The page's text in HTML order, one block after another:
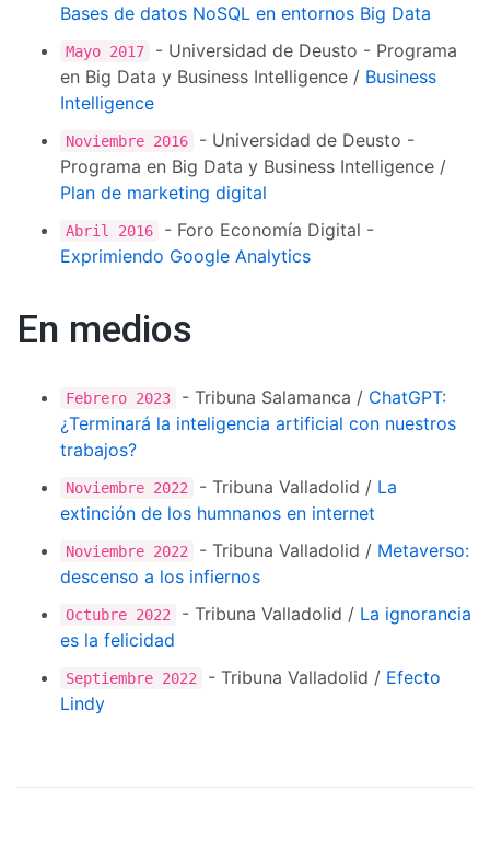
Bases de datos NoSQL en entornos Big Data
Mayo 2017
- Universidad de Deusto - Programa
en Big Data y Business Intelligence / Business
Intelligence
Noviembre 2016
- Universidad de Deusto -
Programa en Big Data y Business Intelligence /
Plan de marketing digital
Abril 2016
- Foro Economía Digital -
Exprimiendo Google Analytics
En medios
Febrero 2023 - Tribuna Salamanca / ChatGPT:
¿Terminará la inteligencia artificial con nuestros
trabajos?
Noviembre 2022 - Tribuna Valladolid / La
extinción de los humnanos en internet
Noviembre 2022 - Tribuna Valladolid / Metaverso:
descenso a los infiernos
Octubre 2022 - Tribuna Valladolid / La ignorancia
es la felicidad
Septiembre 2022 - Tribuna Valladolid / Efecto
Lindy